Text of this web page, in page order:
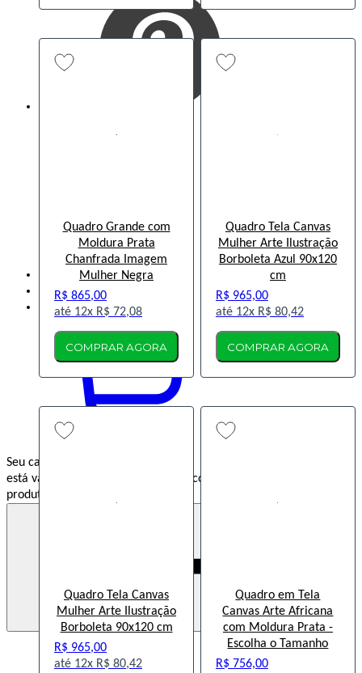
Entrar
Meus Pedidos
MinhaConta
Seu carrinho ainda
está vazio :(
Navegue pela loja e encontre os
produtos que você procura.
Quadro Grande com
Moldura Prata
Chanfrada Imagem
Mulher Negra
R$ 865,00
12x R$ 72,08
COMPRAR AGORA
Quadro Tela Canvas
Mulher Arte Ilustração
Borboleta Azul 90x120
cm
R$ 965,00
12x R$ 80,42
COMPRAR AGORA
Quadro Tela Canvas
Mulher Arte Ilustração
Borboleta 90x120 cm
R$ 965,00
12x R$ 80,42
Quadro em Tela
Canvas Arte Africana
com Moldura Prata -
Escolha o Tamanho
R$ 756,00